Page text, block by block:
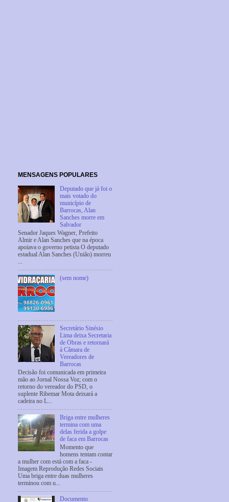
MENSAGENS POPULARES
Deputado que já foi o
mais votado do
município de
Barrocas, Alan
Sanches morre em
Salvador
Senador Jaques Wagner, Prefeito
Almir e Alan Sanches que na época
apoiava o governo petista O deputado
estadual Alan Sanches (União) morreu
...
(sem nome)
Secretário Sinésio
Lima deixa Secretaria
de Obras e retornará
à Câmara de
Vereadores de
Barrocas
Decisão foi comunicada em primeira
mão ao Jornal Nossa Voz; com o
retorno do vereador do PSD, o
suplente Ribemar Mota deixará a
cadeira no L...
Briga entre mulheres
termina com uma
delas ferida a golpe
de faca em Barrocas
Momento que
homens tentam contar
a mulher com está com a faca -
Imagem Reprodução Redes Sociais
Uma briga entre duas mulheres
terminou com u...
Documento